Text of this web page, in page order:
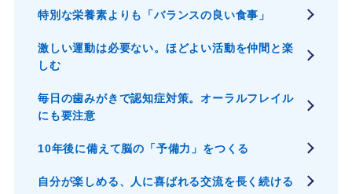
特別な栄養素よりも「バランスの良い食事」
激しい運動は必要ない。ほどよい活動を仲間と楽
しむ
毎日の歯みがきで認知症対策。オーラルフレイル
にも要注意
10年後に備えて脳の「予備力」をつくる
自分が楽しめる、人に喜ばれる交流を長く続ける